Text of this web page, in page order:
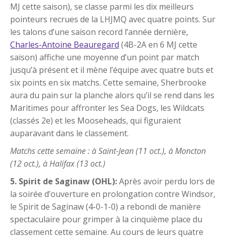
MJ cette saison), se classe parmi les dix meilleurs
pointeurs recrues de la LHJMQ avec quatre points. Sur
les talons d’une saison record l’année dernière,
Charles-Antoine Beauregard (4B-2A en 6 MJ cette
saison) affiche une moyenne d’un point par match
jusqu’à présent et il mène l’équipe avec quatre buts et
six points en six matchs. Cette semaine, Sherbrooke
aura du pain sur la planche alors qu’il se rend dans les
Maritimes pour affronter les Sea Dogs, les Wildcats
(classés 2e) et les Mooseheads, qui figuraient
auparavant dans le classement.
Matchs cette semaine : à Saint-Jean (11 oct.), à Moncton
(12 oct.), à Halifax (13 oct.)
5. Spirit de Saginaw (OHL):Après avoir perdu lors de
la soirée d’ouverture en prolongation contre Windsor,
le Spirit de Saginaw (4-0-1-0) a rebondi de manière
spectaculaire pour grimper à la cinquième place du
classement cette semaine. Au cours de leurs quatre